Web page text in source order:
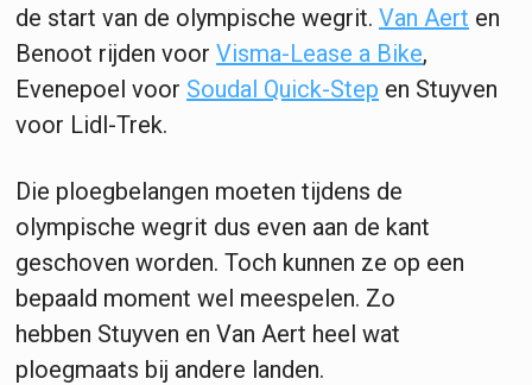
de start van de olympische wegrit. Van Aert en
Benoot rijden voor Visma-Lease a Bike,
Evenepoel voor Soudal Quick-Step en Stuyven
voor Lidl-Trek.
Die ploegbelangen moeten tijdens de
olympische wegrit dus even aan de kant
geschoven worden. Toch kunnen ze op een
bepaald moment wel meespelen. Zo
hebben Stuyven en Van Aert heel wat
ploegmaats bij andere landen.